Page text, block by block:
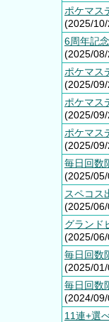
ポケマス
(2025/
6周年記
(2025/
ポケマス
(2025/
ポケマス
(2025/
ポケマス
(2025/
毎日回数
(2025/
スペコス
(2025/
グランド
(2025/
毎日回数
(2025/
毎日回数
(2024/
11連+選